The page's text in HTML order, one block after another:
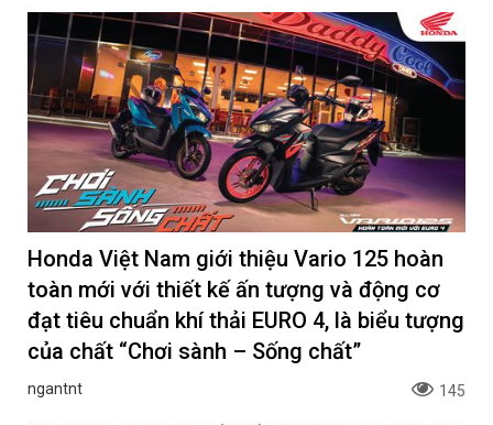
Honda Việt Nam giới thiệu Vario 125 hoàn
toàn mới với thiết kế ấn tượng và động cơ
đạt tiêu chuẩn khí thải EURO 4, là biểu tượng
của chất “Chơi sành – Sống chất”
ngantnt 145